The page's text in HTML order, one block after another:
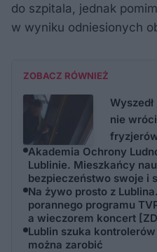
do szpitala, jednak
w wyniku odniesionych
ZOBACZ RÓWNIEŻ
nie
Akademia Ochrony
Lublinie. Mieszkańcy
bezpieczeństwo swoje i
Na żywo prosto z
porannego programu
a wieczorem koncert
Lublin szuka
można zarobić